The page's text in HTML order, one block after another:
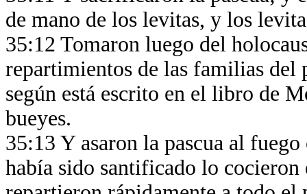
de mano de los levitas, y los
35:12 Tomaron luego del
repartimientos de las familias del
según está escrito en el libro de
bueyes.
35:13 Y asaron la pascua al
había sido santificado lo cocieron